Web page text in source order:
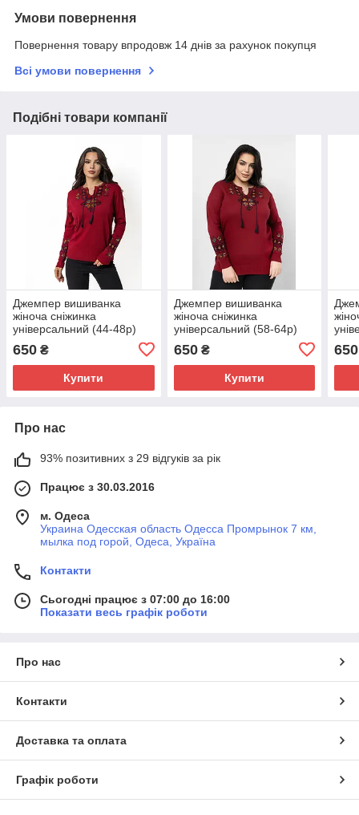
Умови повернення
Повернення товару впродовж 14 днів за рахунок покупця
Всі умови повернення
Подібні товари компанії
Джемпер вишиванка
жіноча сніжинка
універсальний (44-48р)
650 ₴
Купити
Джемпер вишиванка
жіноча сніжинка
універсальний (58-64р)
650₴
Купити
650
Про нас
93% позитивних з 29 відгуків за рік
Працює з 30.03.2016
м. Одеса
Украина Одесская область Одесса Промрынок 7 км,
мылка под горой, Одеса, Україна
Контакти
Сьогодні працює з 07:00 до 16:00
Показати весь графік роботи
Про нас
Контакти
Доставка та оплата
Графік роботи